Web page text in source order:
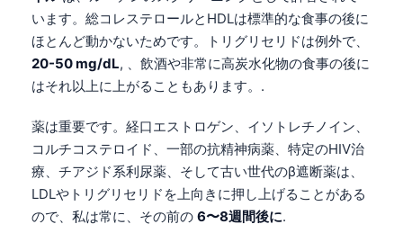
います。総コレステロールとHDLは標準的な食事の後に
ほとんど動かないためです。トリグリセリドは例外で、
20-50 mg/dL, 、飲酒や非常に高炭水化物の食事の後に
はそれ以上に上がることもあります。.
薬は重要です。経口エストロゲン、イソトレチノイン、
コルチコステロイド、一部の抗精神病薬、特定のHIV治
療、チアジド系利尿薬、そして古い世代のβ遮断薬は、
LDLやトリグリセリドを上向きに押し上げることがある
ので、私は常に、その前の 6〜8週間後に.
Română
简体中文
فارسی
Български
Dansk
Nederlands
हिन्दी
Bahasa Indonesia